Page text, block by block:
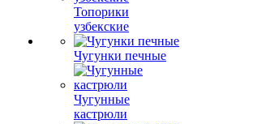
Топорики
узбекские
Чугунки печные
Чугунные
кастрюли